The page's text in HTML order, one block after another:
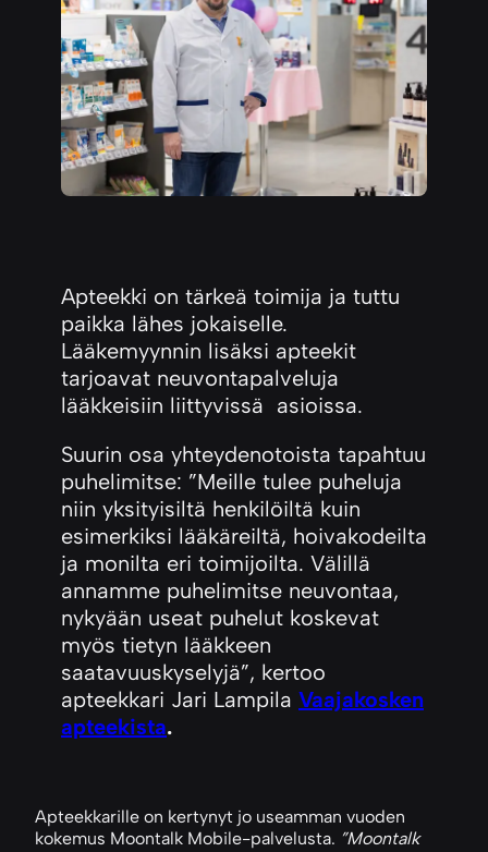
Apteekki on tärkeä toimija ja tuttu
paikka lähes jokaiselle.
Lääkemyynnin lisäksi apteekit
tarjoavat neuvontapalveluja
lääkkeisiin liittyvissä asioissa.
Suurin osa yhteydenotoista tapahtuu
puhelimitse: ”Meille tulee puheluja
niin yksityisiltä henkilöiltä kuin
esimerkiksi lääkäreiltä, hoivakodeilta
ja monilta eri toimijoilta. Välillä
annamme puhelimitse neuvontaa,
nykyään useat puhelut koskevat
myös tietyn lääkkeen
saatavuuskyselyjä”, kertoo
apteekkari Jari Lampila Vaajakosken
apteekista.
Apteekkarille on kertynyt jo useamman vuoden
kokemus Moontalk Mobile-palvelusta. ”Moontalk